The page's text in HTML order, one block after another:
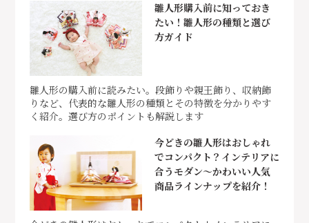
雛人形購入前に知っておき
たい！雛人形の種類と選び
方ガイド
雛人形の購入前に読みたい。段飾りや親王飾り、収納飾
りなど、代表的な雛人形の種類とその特徴を分かりやす
く紹介。選び方のポイントも解説します
今どきの雛人形はおしゃれ
でコンパクト？インテリアに
合うモダン～かわいい人気
商品ラインナップを紹介！